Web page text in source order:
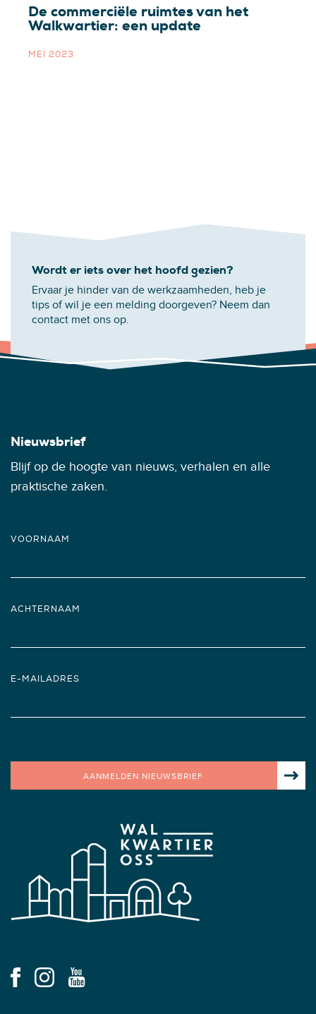
De commerciële ruimtes van het
Walkwartier: een update
MEI 2023
Wordt er iets over het hoofd gezien?
Ervaar je hinder van de werkzaamheden, heb je
tips of wil je een melding doorgeven? Neem dan
contact met ons op.
Nieuwsbrief
Blijf op de hoogte van nieuws, verhalen en alle
praktische zaken.
VOORNAAM
ACHTERNAAM
E-MAILADRES
AANMELDEN NIEUWSBRIEF